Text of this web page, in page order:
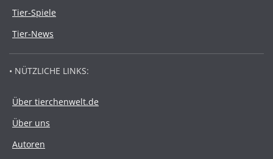
Tier-Spiele
Tier-News
• NÜTZLICHE LINKS:
Über tierchenwelt.de
Über uns
Autoren